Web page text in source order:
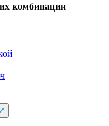
комбинации